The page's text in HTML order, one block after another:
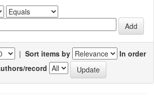
| Sort items by
In order
record